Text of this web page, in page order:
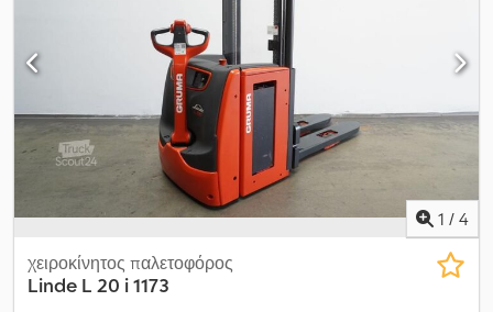
1 / 4
χειροκίνητος παλετοφόρος
Linde L 20 i 1173